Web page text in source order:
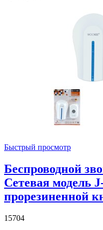
Быстрый просмотр
Беспроводной
Сетевая модель
прорезиненной
15704